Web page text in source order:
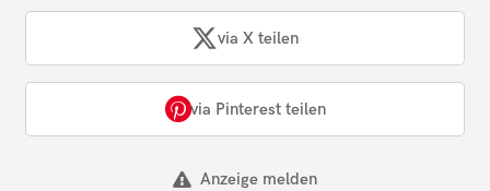
via X teilen
via Pinterest teilen
Anzeige melden